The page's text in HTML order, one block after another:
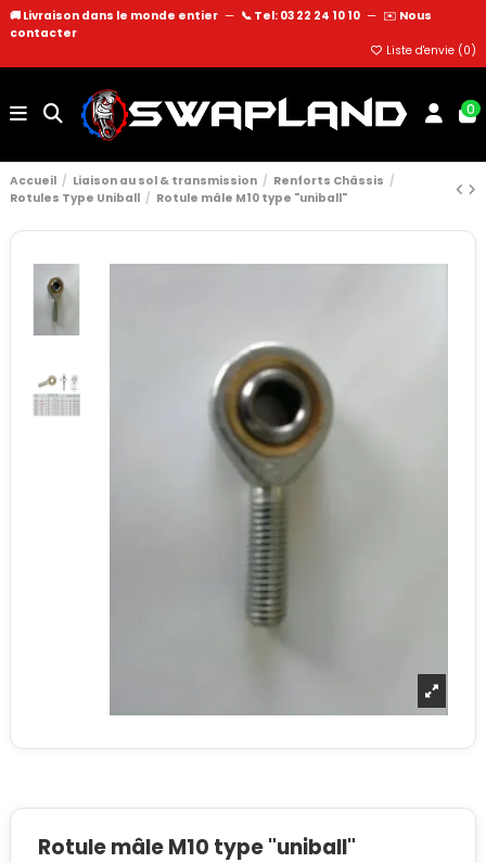
🚚 Livraison dans le monde entier — 📞 Tel: 03 22 24 10 10 — ✉️ Nous
contacter
Liste d'envie (0)
0
Accueil Liaison au sol & transmission
Renforts Châssis
Rotules Type Uniball
Rotule mâle M10 type "uniball"
Rotule mâle M10 type "uniball"